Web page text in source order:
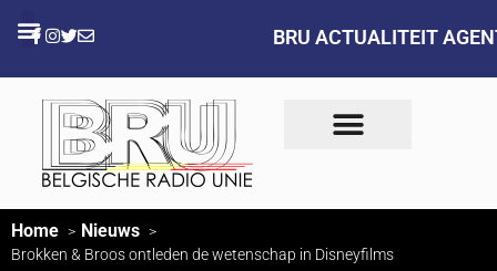
BRU ACTUALITEIT
Home Nieuws
Brokken & Broos ontleden de wetenschap in Disneyfilms